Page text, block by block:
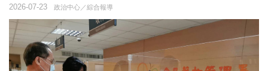
政治中心／綜合報導
2026-07-23